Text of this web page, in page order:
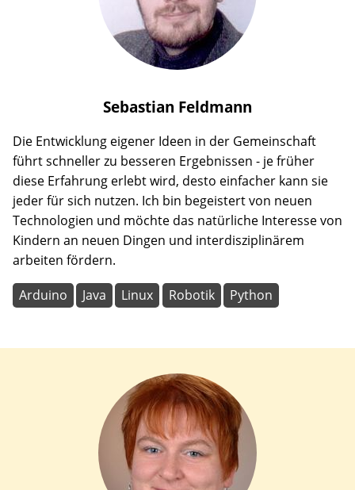
Sebastian Feldmann
Die Entwicklung eigener Ideen in der Gemeinschaft
führt schneller zu besseren Ergebnissen - je früher
diese Erfahrung erlebt wird, desto einfacher kann sie
jeder für sich nutzen. Ich bin begeistert von neuen
Technologien und möchte das natürliche Interesse von
Kindern an neuen Dingen und interdisziplinärem
arbeiten fördern.
Arduino Java Linux Robotik Python